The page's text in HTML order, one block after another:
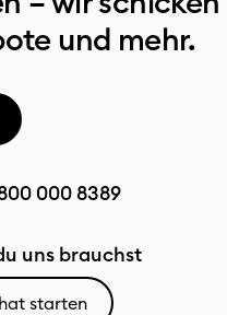
und mehr.
000 8389
uns brauchst
starten